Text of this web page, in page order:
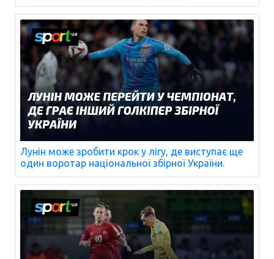
Лунін може зробити крок у лігу, де виступає ще
один воротар національної збірної України.